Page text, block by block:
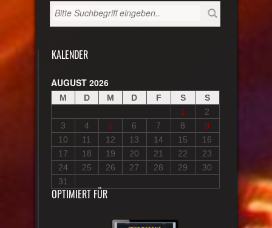
KALENDER
AUGUST 2026
M D M D F S
S
1
2
3
4 5 6 7 8
9
10
11 12 13 14 15
16
17
18 19 20 21 22
23
24
25 26 27 28 29
30
31
OPTIMIERT FÜR